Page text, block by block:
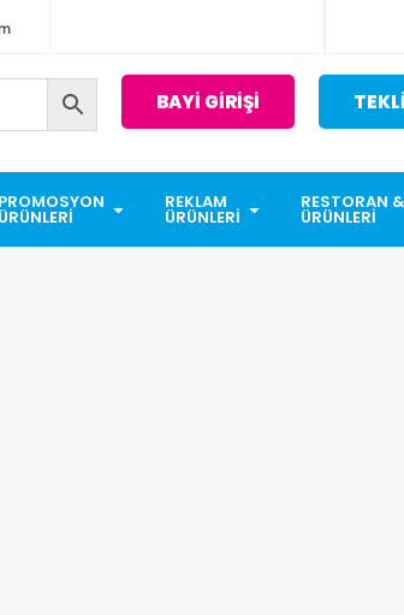
BAYİ GİRİŞİ
PROMOSYON
ÜRÜNLERI
REKLAM
ÜRÜNLERI
RESTORAN
ÜRÜNLERI